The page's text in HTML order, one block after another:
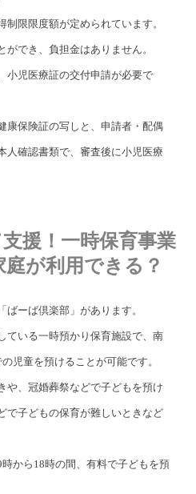
制限限度額が定められています。
でき、負担金はありません。
小児医療証の交付申請が必要で
康保険証の写しと、申請者・配偶
人確認書類で、審査後に小児医療
援！一時保育事業
が利用できる？
ーば倶楽部」があります。
ている一時預かり保育施設で、南
児童を預けることが可能です。
や、冠婚葬祭などで子どもを預け
で子どもの保育が難しいときなど
から18時の間、有料で子どもを預